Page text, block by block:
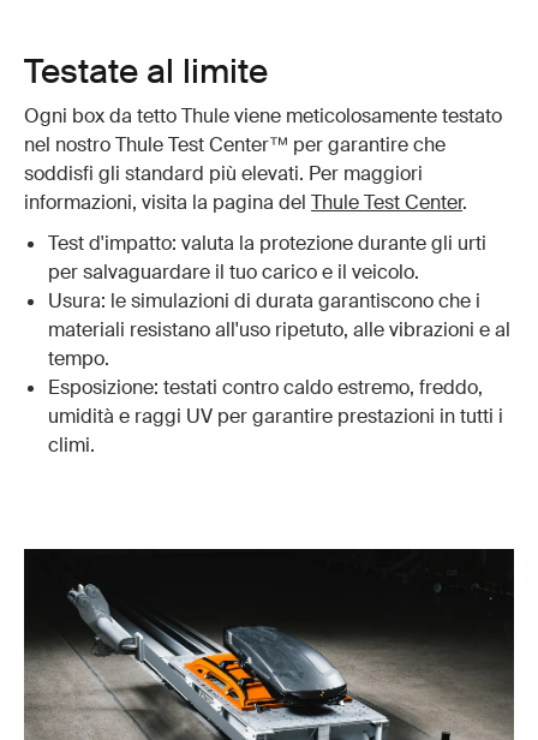
Testate al limite
Ogni box da tetto Thule viene meticolosamente testato
nel nostro Thule Test Center™ per garantire che
soddisfi gli standard più elevati. Per maggiori
informazioni, visita la pagina del Thule Test Center.
Test d'impatto: valuta la protezione durante gli urti
per salvaguardare il tuo carico e il veicolo.
Usura: le simulazioni di durata garantiscono che i
materiali resistano all'uso ripetuto, alle vibrazioni e al
tempo.
Esposizione: testati contro caldo estremo, freddo,
umidità e raggi UV per garantire prestazioni in tutti i
climi.